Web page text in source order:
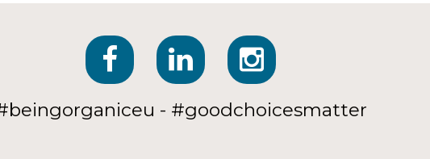
- #goodchoicesmatter